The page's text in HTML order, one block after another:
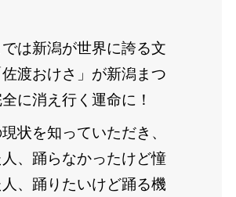
は新潟が世界に誇る文
渡おけさ」が新潟まつ
に消え行く運命に！
状を知っていただき、
、踊らなかったけど憧
、踊りたいけど踊る機